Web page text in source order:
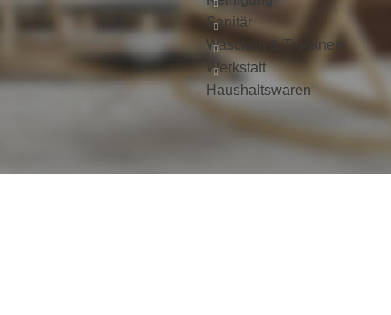
Sanitär
Waschen & Trocknen
Werkstatt
Haushaltswaren